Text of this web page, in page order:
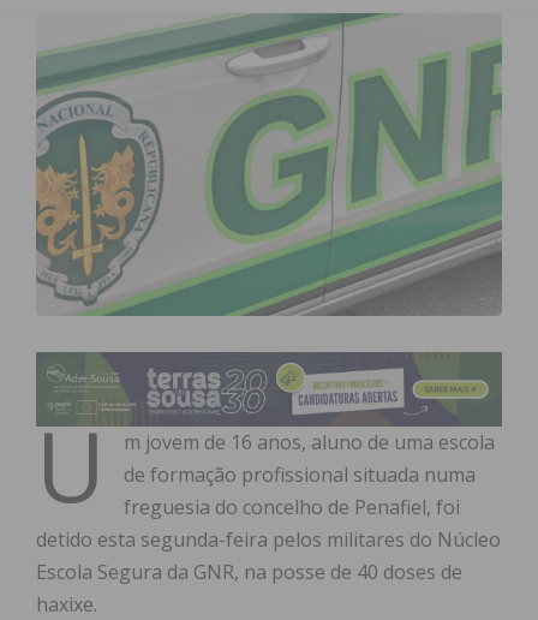
U
m jovem de 16 anos, aluno de uma escola
de formação profissional situada numa
freguesia do concelho de Penafiel, foi
detido esta segunda-feira pelos militares do Núcleo
Escola Segura da GNR, na posse de 40 doses de
haxixe.